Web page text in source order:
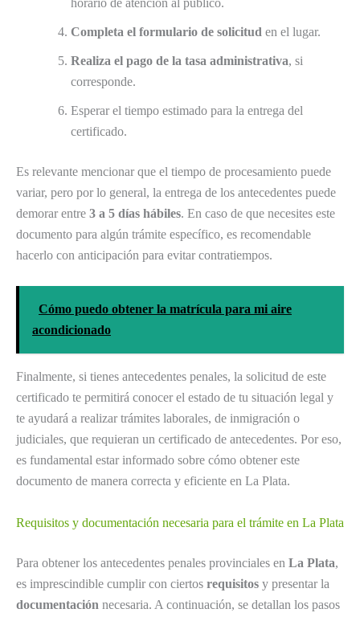
Completa el formulario de solicitud en el lugar.
Realiza el pago de la tasa administrativa, si
corresponde.
Esperar el tiempo estimado para la entrega del
certificado.
Es relevante mencionar que el tiempo de procesamiento puede
variar, pero por lo general, la entrega de los antecedentes puede
demorar entre 3 a 5 días hábiles. En caso de que necesites este
documento para algún trámite específico, es recomendable
hacerlo con anticipación para evitar contratiempos.
Cómo puedo obtener la matrícula para mi aire
acondicionado
Finalmente, si tienes antecedentes penales, la solicitud de este
certificado te permitirá conocer el estado de tu situación legal y
te ayudará a realizar trámites laborales, de inmigración o
judiciales, que requieran un certificado de antecedentes. Por eso,
es fundamental estar informado sobre cómo obtener este
documento de manera correcta y eficiente en La Plata.
Requisitos y documentación necesaria para el trámite en La Plata
Para obtener los antecedentes penales provinciales en La Plata,
es imprescindible cumplir con ciertos requisitos y presentar la
documentación necesaria. A continuación, se detallan los pasos